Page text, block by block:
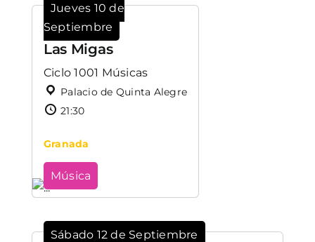
Jueves 10 de
Septiembre
Las Migas
Ciclo 1001 Músicas
Palacio de Quinta Alegre
21:30
Granada
Música
Sábado 12 de Septiembre